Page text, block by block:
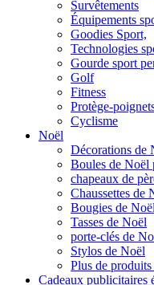
Survêtements
Équipements
Goodies Sport,
Technologies
Gourde sport
Golf
Fitness
Protège-
Cyclisme
Noël
Décorations de
Boules de Noël
chapeaux de
Chaussettes de
Bougies de Noël
Tasses de Noël
porte-clés de
Stylos de Noël
Plus de
Cadeaux publicitaires